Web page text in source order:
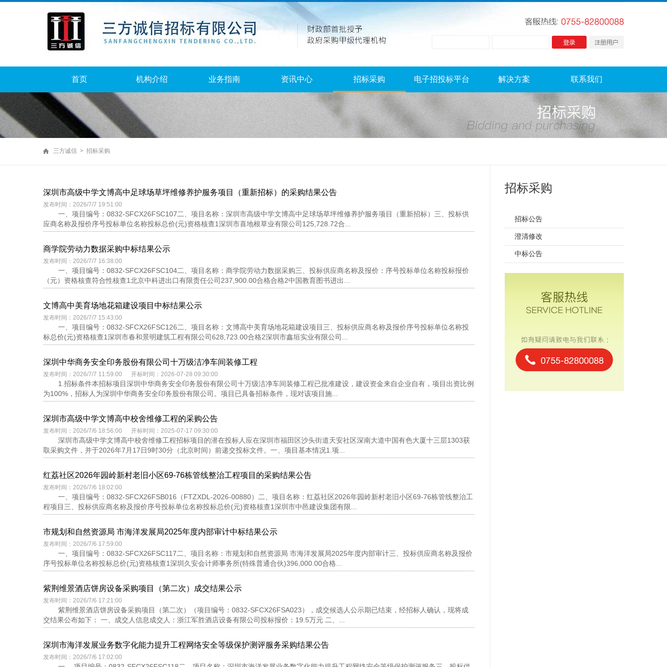
首页 机构介绍 业务指南 资讯中心 招标采购 电子招投标平台 解决方案 联系我们
三方诚信 > 招标采购
深圳市高级中学文博高中足球场草坪维修养护服务项目（重新招标）的采购结果公告
发布时间：2026/7/7 19:51:00
一、项目编号：0832-SFCX26FSC107二、项目名称：深圳市高级中学文博高中足球场草坪维修养护服务项目（重新招标）三、投标供
应商名称及报价序号投标单位名称投标总价(元)资格核查1深圳市喜地根草业有限公司125,728.72合...
商学院劳动力数据采购中标结果公示
发布时间：2026/7/7 16:38:00
一、项目编号：0832-SFCX26FSC104二、项目名称：商学院劳动力数据采购三、投标供应商名称及报价：序号投标单位名称投标报价
（元）资格核查符合性核查1北京中科进出口有限责任公司237,900.00合格合格2中国教育图书进出...
文博高中美育场地花箱建设项目中标结果公示
发布时间：2026/7/7 15:43:00
一、项目编号：0832-SFCX26FSC126二、项目名称：文博高中美育场地花箱建设项目三、投标供应商名称及报价序号投标单位名称投
标总价(元)资格核查1深圳市春和景明建筑工程有限公司628,723.00合格2深圳市鑫垣实业有限公司...
深圳中华商务安全印务股份有限公司十万级洁净车间装修工程
发布时间：2026/7/7 11:59:00 开标时间：2026-07-28 09:30:00
1.招标条件本招标项目深圳中华商务安全印务股份有限公司十万级洁净车间装修工程已批准建设，建设资金来自企业自有，项目出资比例
为100%，招标人为深圳中华商务安全印务股份有限公司。项目已具备招标条件，现对该项目施...
深圳市高级中学文博高中校舍维修工程的采购公告
发布时间：2026/7/6 18:56:00 开标时间：2025-07-17 09:30:00
深圳市高级中学文博高中校舍维修工程招标项目的潜在投标人应在深圳市福田区沙头街道天安社区深南大道中国有色大厦十三层1303获
取采购文件，并于2026年7月17日9时30分（北京时间）前递交投标文件。一、项目基本情况1.项...
红荔社区2026年园岭新村老旧小区69-76栋管线整治工程项目的采购结果公告
发布时间：2026/7/6 18:02:00
一、项目编号：0832-SFCX26FSB016（FTZXDL-2026-00880）二、项目名称：红荔社区2026年园岭新村老旧小区69-76栋管线整治工
程项目三、投标供应商名称及报价序号投标单位名称投标总价(元)资格核查1深圳市中邑建设集团有限...
市规划和自然资源局 市海洋发展局2025年度内部审计中标结果公示
发布时间：2026/7/6 17:59:00
一、项目编号：0832-SFCX26FSC117二、项目名称：市规划和自然资源局 市海洋发展局2025年度内部审计三、投标供应商名称及报价
序号投标单位名称投标总价(元)资格核查1深圳久安会计师事务所(特殊普通合伙)396,000.00合格...
紫荆维景酒店饼房设备采购项目（第二次）成交结果公示
发布时间：2026/7/6 17:21:00
紫荆维景酒店饼房设备采购项目（第二次）（项目编号：0832-SFCX26FSA023），成交候选人公示期已结束，经招标人确认，现将成
交结果公布如下： 一、成交人信息成交人：浙江军胜酒店设备有限公司投标报价：19.5万元 二、...
深圳市海洋发展业务数字化能力提升工程网络安全等级保护测评服务采购结果公告
发布时间：2026/7/6 17:02:00
招标采购
招标公告
澄清修改
中标公告